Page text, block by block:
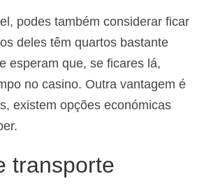
podes também considerar ficar
deles têm quartos bastante
esperam que, se ficares lá,
no casino. Outra vantagem é
existem opções económicas
transporte